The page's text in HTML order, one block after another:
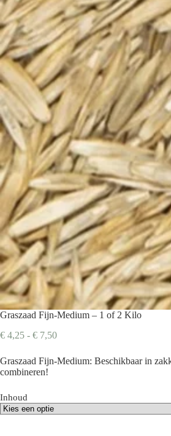
Graszaad Fijn-Medium – 1 of 2 Kilo
€ 4,25 - € 7,50Prijsklasse:
tot
€ 7,50
Graszaad Fijn-Medium: Beschikbaar in
combineren!
Inhoud